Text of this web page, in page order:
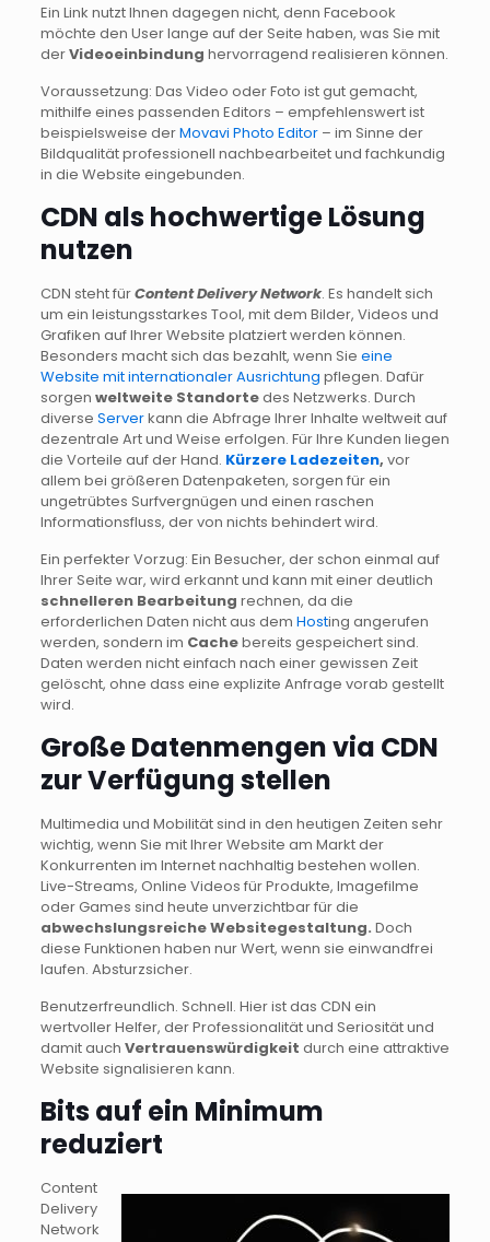
Ein Link nutzt Ihnen dagegen nicht, denn Facebook
möchte den User lange auf der Seite haben, was Sie mit
derVideoeinbindung hervorragend realisieren können.
Voraussetzung: Das Video oder Foto ist gut gemacht,
mithilfe eines passenden Editors – empfehlenswert ist
beispielsweise derMovavi Photo Editor– im Sinne der
Bildqualität professionell nachbearbeitet und fachkundig
in die Website eingebunden.
CDN als hochwertige Lösung
nutzen
CDN steht fürContent Delivery Network. Es handelt sich
um ein leistungsstarkes Tool, mit dem Bilder, Videos und
Grafiken auf Ihrer Website platziert werden können.
Besonders macht sich das bezahlt, wenn Sie eine
Website mit internationaler Ausrichtung pflegen. Dafür
sorgen weltweite Standortedes Netzwerks. Durch
diverse Serverkann die Abfrage Ihrer Inhalte weltweit auf
dezentrale Art und Weise erfolgen. Für Ihre Kunden liegen
die Vorteile auf der Hand. Kürzere Ladezeiten, vor
allem bei größeren Datenpaketen, sorgen für ein
ungetrübtes Surfvergnügen und einen raschen
Informationsfluss, der von nichts behindert wird.
Ein perfekter Vorzug: Ein Besucher, der schon einmal auf
Ihrer Seite war, wird erkannt und kann mit einer deutlich
schnelleren Bearbeitung rechnen, da die
erforderlichen Daten nicht aus dem Hosting angerufen
werden, sondern im Cachebereits gespeichert sind.
Daten werden nicht einfach nach einer gewissen Zeit
gelöscht, ohne dass eine explizite Anfrage vorab gestellt
wird.
Große Datenmengen via CDN
zur Verfügung stellen
Multimedia und Mobilität sind in den heutigen Zeiten sehr
wichtig, wenn Sie mit Ihrer Website am Markt der
Konkurrenten im Internet nachhaltig bestehen wollen.
Live-Streams, Online Videos für Produkte, Imagefilme
oder Games sind heute unverzichtbar für die
abwechslungsreiche Websitegestaltung. Doch
diese Funktionen haben nur Wert, wenn sie einwandfrei
laufen. Absturzsicher.
Benutzerfreundlich. Schnell. Hier ist das CDN ein
wertvoller Helfer, der Professionalität und Seriosität und
damit auch Vertrauenswürdigkeit durch eine attraktive
Website signalisieren kann.
Bits auf ein Minimum
reduziert
Content
Delivery
Network